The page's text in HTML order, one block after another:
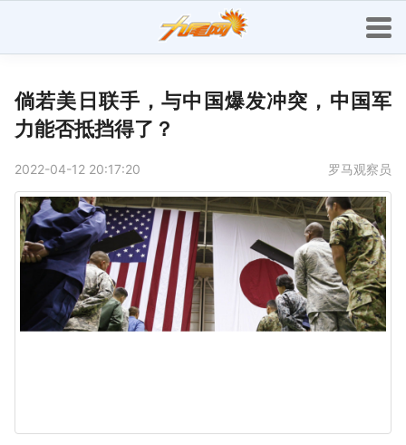
倘若美日联手，与中国爆发冲突，中国军
力能否抵挡得了？
2022-04-12 20:17:20 罗马观察员